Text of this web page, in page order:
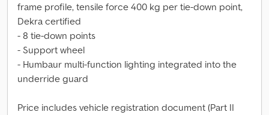
frame profile, tensile force 400 kg per tie-down point,
Dekra certified
- 8 tie-down points
- Support wheel
- Humbaur multi-function lighting integrated into the
underride guard
Price includes vehicle registration document (Part II